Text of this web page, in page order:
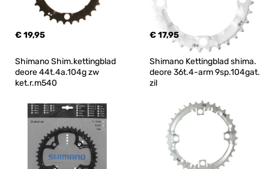
€ 19,95 € 17,95
Shimano Shim.kettingblad
deore 44t.4a.104g zw
ket.r.m540
Shimano Kettingblad shima.
deore 36t.4-arm 9sp.104gat.
zil